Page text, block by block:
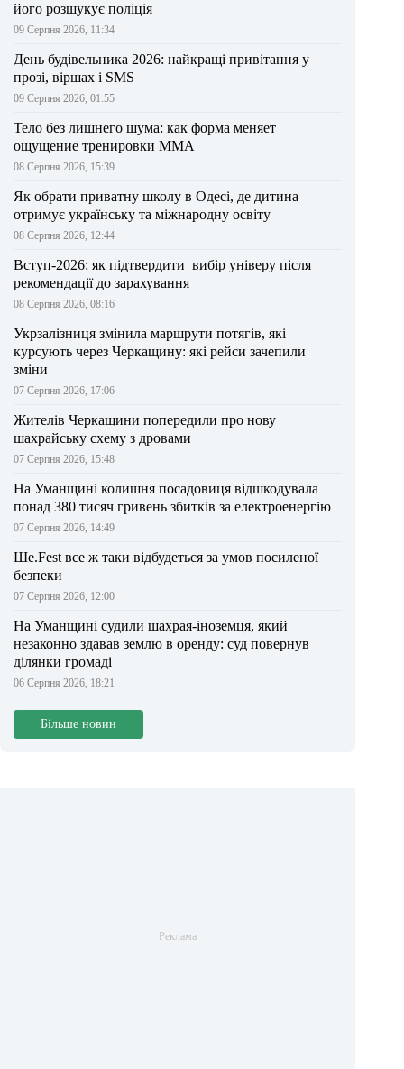
його розшукує поліція
09 Серпня 2026, 11:34
День будівельника 2026: найкращі привітання у
прозі, віршах і SMS
09 Серпня 2026, 01:55
Тело без лишнего шума: как форма меняет
ощущение тренировки ММА
08 Серпня 2026, 15:39
Як обрати приватну школу в Одесі, де дитина
отримує українську та міжнародну освіту
08 Серпня 2026, 12:44
Вступ-2026: як підтвердити вибір універу після
рекомендації до зарахування
08 Серпня 2026, 08:16
Укрзалізниця змінила маршрути потягів, які
курсують через Черкащину: які рейси зачепили
зміни
07 Серпня 2026, 17:06
Жителів Черкащини попередили про нову
шахрайську схему з дровами
07 Серпня 2026, 15:48
На Уманщині колишня посадовиця відшкодувала
понад 380 тисяч гривень збитків за електроенергію
07 Серпня 2026, 14:49
Ше.Fest все ж таки відбудеться за умов посиленої
безпеки
07 Серпня 2026, 12:00
На Уманщині судили шахрая-іноземця, який
незаконно здавав землю в оренду: суд повернув
ділянки громаді
06 Серпня 2026, 18:21
Більше новин